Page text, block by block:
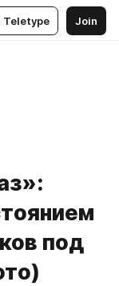
Teletype Join
под